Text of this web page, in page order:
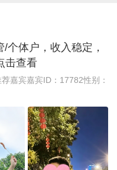
个体户，收入稳定，
击查看
嘉宾嘉宾ID：17782性别：